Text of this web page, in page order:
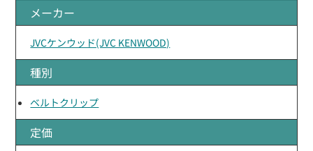
メーカー
JVCケンウッド(JVC KENWOOD)
種別
ベルトクリップ
定価